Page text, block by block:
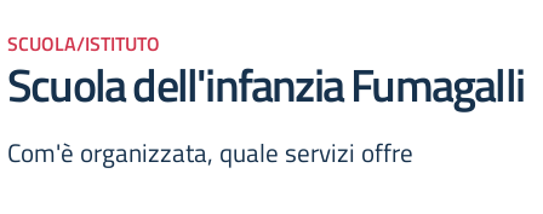
SCUOLA/ISTITUTO
Scuola dell'infanzia Fumagalli
Com'è organizzata, quale servizi offre